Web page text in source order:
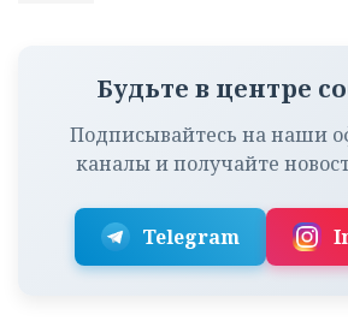
Будьте в центре
Подписывайтесь на наши
каналы и получайте
Telegram